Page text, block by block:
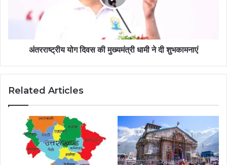
अंतरराष्ट्रीय योग दिवस की मुख्यमंत्री धामी ने दी शुभकामनाएं
Related Articles